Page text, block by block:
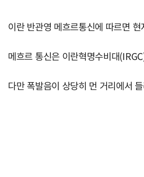
이란 반관영 메흐르통신에 따르면
메흐르 통신은 이란혁명수비대
다만 폭발음이 상당히 먼 거리에서